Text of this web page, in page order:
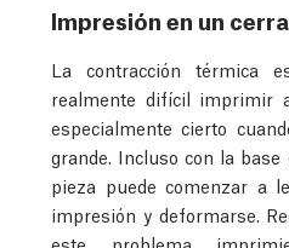
Impresión en un
La contracción térmica
realmente difícil imprimir
especialmente cierto
grande. Incluso con la base
pieza puede comenzar a
impresión y deformarse.